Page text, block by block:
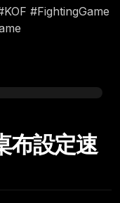
#FightingGame
布設定速